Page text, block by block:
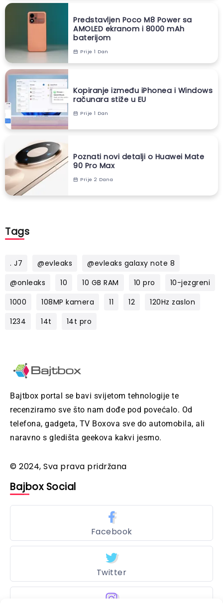
Predstavljen Poco M8 Power sa
AMOLED ekranom i 8000 mAh
baterijom
Prije 1 Dan
Kopiranje između iPhonea i Windows
računara stiže u EU
Prije 1 Dan
Poznati novi detalji o Huawei Mate
90 Pro Max
Prije 2 Dana
Tags
. J7 @evleaks
@evleaks galaxy note 8
@onleaks
10 10 GB RAM 10 pro
10-jezgreni
1000
108MP kamera 11 12
120Hz zaslon
1234
14t 14t pro
Bajtbox portal se bavi svijetom tehnologije te
recenziramo sve što nam dođe pod povećalo. Od
telefona, gadgeta, TV Boxova sve do automobila, ali
naravno s gledišta geekova kakvi jesmo.
© 2024, Sva prava pridržana
Bajbox Social
Facebook
Twitter